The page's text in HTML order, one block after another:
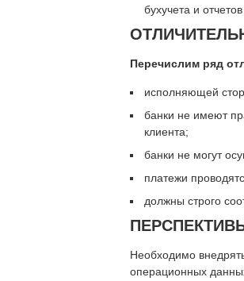
бухучета и
Перечислим ряд
исполняющей
банки не имеют
клиента;
банки не могут
платежи
должны строго
Необходимо
операционных